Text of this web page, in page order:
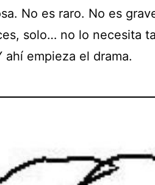
No es raro. No es
solo… no lo necesita
ahí empieza el drama.